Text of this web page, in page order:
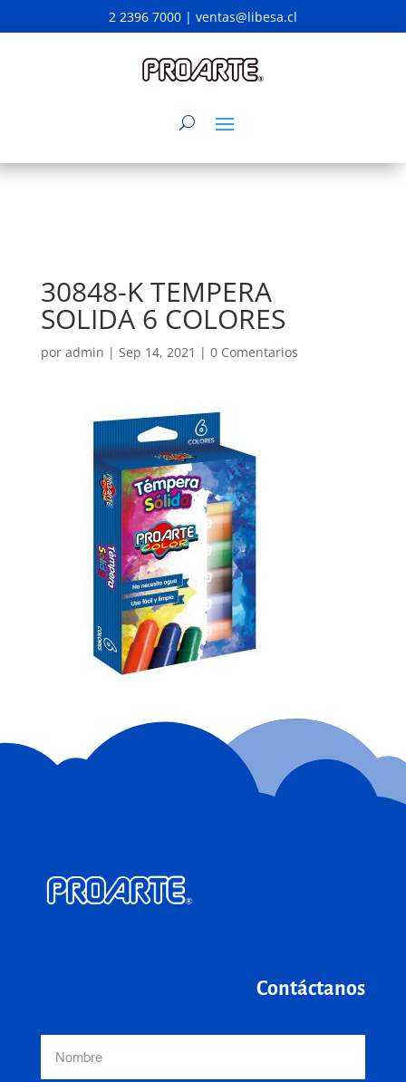
2 2396 7000 | ventas@libesa.cl
30848-K TEMPERA
SOLIDA 6 COLORES
por admin | Sep 14, 2021 | 0 Comentarios
Contáctanos